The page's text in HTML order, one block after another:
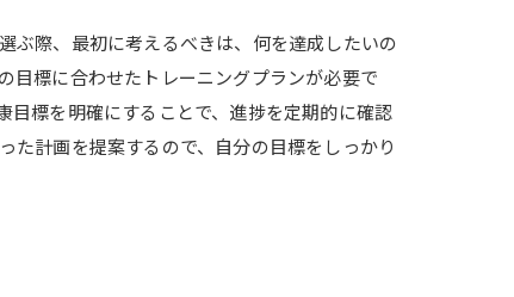
ぶ際、最初に考えるべきは、何を達成したいの
目標に合わせたトレーニングプランが必要で
目標を明確にすることで、進捗を定期的に確認
た計画を提案するので、自分の目標をしっかり